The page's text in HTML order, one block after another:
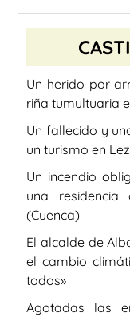
Un herido por
riña tumultuaria
Un fallecido y
un turismo en
Un incendio
una
(Cuenca)
El alcalde de
el cambio
todos»
Agotadas las